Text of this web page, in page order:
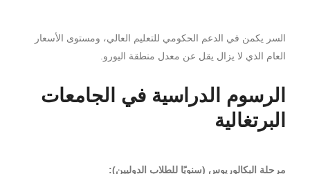
السر يكمن في الدعم الحكومي للتعليم العالي، ومستوى الأسعار
العام الذي لا يزال يقل عن معدل منطقة اليورو.
الرسوم الدراسية في الجامعات
البرتغالية
مرحلة البكالوريوس (سنويًا للطلاب الدوليين):